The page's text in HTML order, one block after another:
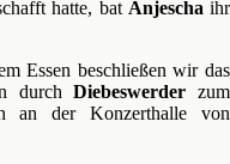
hatte, bat Anjescha ihr
Essen beschließen wir das
durchDiebeswerder zum
an der Konzerthalle von